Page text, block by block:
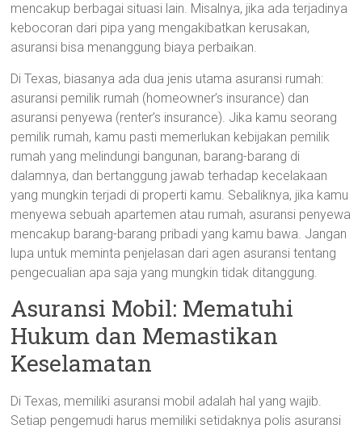
mencakup berbagai situasi lain. Misalnya, jika ada terjadinya
kebocoran dari pipa yang mengakibatkan kerusakan,
asuransi bisa menanggung biaya perbaikan.
Di Texas, biasanya ada dua jenis utama asuransi rumah:
asuransi pemilik rumah (homeowner’s insurance) dan
asuransi penyewa (renter’s insurance). Jika kamu seorang
pemilik rumah, kamu pasti memerlukan kebijakan pemilik
rumah yang melindungi bangunan, barang-barang di
dalamnya, dan bertanggung jawab terhadap kecelakaan
yang mungkin terjadi di properti kamu. Sebaliknya, jika kamu
menyewa sebuah apartemen atau rumah, asuransi penyewa
mencakup barang-barang pribadi yang kamu bawa. Jangan
lupa untuk meminta penjelasan dari agen asuransi tentang
pengecualian apa saja yang mungkin tidak ditanggung.
Asuransi Mobil: Mematuhi
Hukum dan Memastikan
Keselamatan
Di Texas, memiliki asuransi mobil adalah hal yang wajib.
Setiap pengemudi harus memiliki setidaknya polis asuransi